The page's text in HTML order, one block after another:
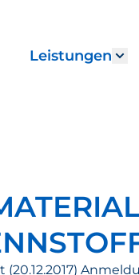
submenu for
Leistungen